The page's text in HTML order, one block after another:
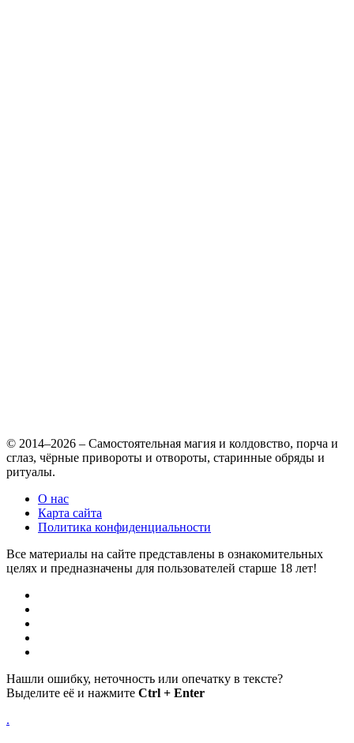
© 2014–2026 – Самостоятельная магия и колдовство, порча и
сглаз, чёрные привороты и отвороты, старинные обряды и
ритуалы.
О нас
Карта сайта
Политика конфиденциальности
Все материалы на сайте представлены в ознакомительных
целях и предназначены для пользователей старше 18 лет!
Нашли ошибку, неточность или опечатку в тексте?
Выделите её и нажмите Ctrl + Enter
.